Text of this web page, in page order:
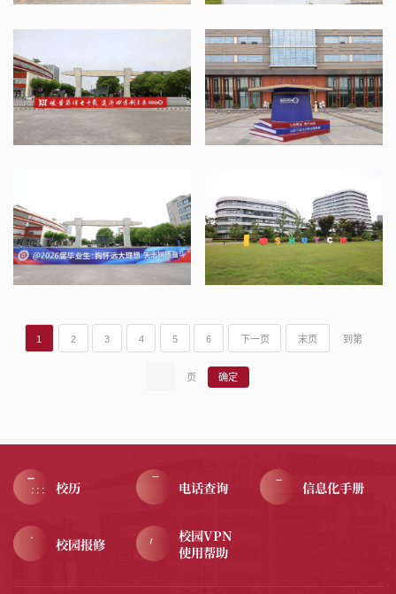
1 2 3 4 5 6 下一页 末页 到第
页
校历 电话查询 信息化手册
校园报修
校园VPN
使用帮助